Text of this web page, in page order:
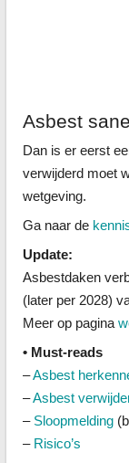
Asbest
Dan is er eerst
verwijderd moet
wetgeving.
Ga naar de
Update:
Asbestdaken
(later per 2028)
Meer op pagina
• Must-reads
–Asbest
–Asbest
– Sloopmelding
– Risico’s